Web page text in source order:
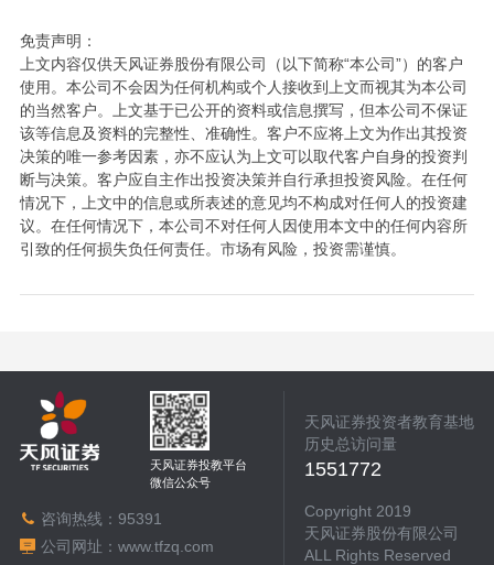
免责声明：
上文内容仅供天风证券股份有限公司（以下简称“本公司”）的客户
使用。本公司不会因为任何机构或个人接收到上文而视其为本公司
的当然客户。上文基于已公开的资料或信息撰写，但本公司不保证
该等信息及资料的完整性、准确性。客户不应将上文为作出其投资
决策的唯一参考因素，亦不应认为上文可以取代客户自身的投资判
断与决策。客户应自主作出投资决策并自行承担投资风险。在任何
情况下，上文中的信息或所表述的意见均不构成对任何人的投资建
议。在任何情况下，本公司不对任何人因使用本文中的任何内容所
引致的任何损失负任何责任。市场有风险，投资需谨慎。
天风证券投教平台
微信公众号
咨询热线： 95391
公司网址： www.tfzq.com
天风证券投资者教育基地
历史总访问量
1551772
Copyright 2019
天风证券股份有限公司
ALL Rights Reserved